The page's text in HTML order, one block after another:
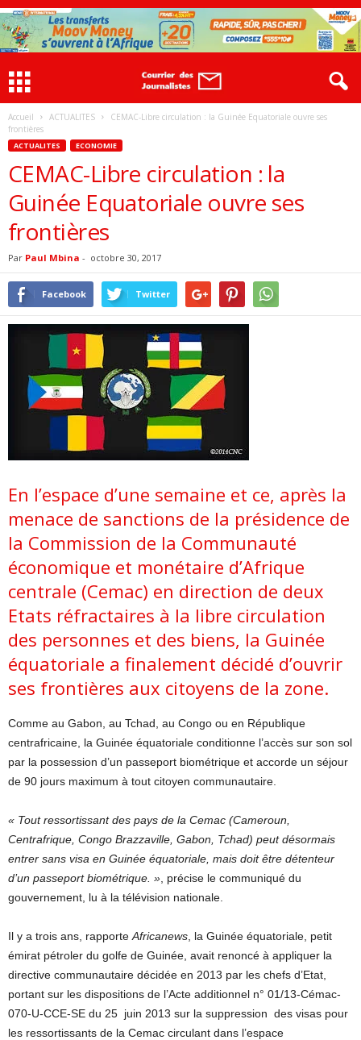
Accueil ACTUALITES
CEMAC-Libre circulation : la Guinée Equatoriale ouvre ses
frontières
ACTUALITES ECONOMIE
CEMAC-Libre circulation : la
Guinée Equatoriale ouvre ses
frontières
Par Paul Mbina - octobre 30, 2017
Facebook Twitter
En l’espace d’une semaine et ce, après la
menace de sanctions de la présidence de
la Commission de la Communauté
économique et monétaire d’Afrique
centrale (Cemac) en direction de deux
Etats réfractaires à la libre circulation
des personnes et des biens, la Guinée
équatoriale a finalement décidé d’ouvrir
ses frontières aux citoyens de la zone.
Comme au Gabon, au Tchad, au Congo ou en République
centrafricaine, la Guinée équatoriale conditionne l’accès sur son sol
par la possession d’un passeport biométrique et accorde un séjour
de 90 jours maximum à tout citoyen communautaire.
« Tout ressortissant des pays de la Cemac (Cameroun,
Centrafrique, Congo Brazzaville, Gabon, Tchad) peut désormais
entrer sans visa en Guinée équatoriale, mais doit être détenteur
d’un passeport biométrique. » , précise le communiqué du
gouvernement, lu à la télévision nationale.
Il y a trois ans, rapporte Africanews , la Guinée équatoriale, petit
émirat pétroler du golfe de Guinée, avait renoncé à appliquer la
directive communautaire décidée en 2013 par les chefs d’Etat,
portant sur les dispositions de l’Acte additionnel n° 01/13-Cémac-
070-U-CCE-SE du 25 juin 2013 sur la suppression des visas pour
les ressortissants de la Cemac circulant dans l’espace